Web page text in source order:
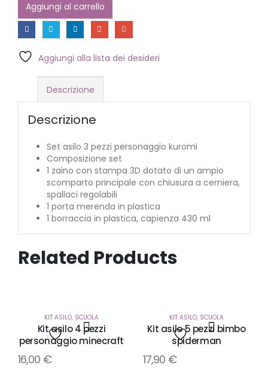
Aggiungi al carrello
Aggiungi alla lista dei desideri
Descrizione
Descrizione
Set asilo 3 pezzi personaggio kuromi
Composizione set
1 zaino con stampa 3D dotato di un ampio
scomparto principale con chiusura a cerniera,
spallaci regolabili
1 porta merenda in plastica
1 borraccia in plastica, capienza 430 ml
Related Products
Aggiungi
KIT ASILO, SCUOLA
Kit asilo 4 pezzi
personaggio minecraft
16,00 €
Aggiungi
KIT ASILO, SCUOLA
Kit asilo 5 pezzi bimbo
spiderman
17,90 €